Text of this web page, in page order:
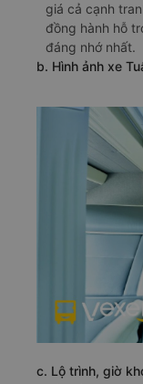
giá cả cạnh
đồng hành hỗ
đáng nhớ nhất.
b. Hình ảnh xe
c. Lộ trình, giờ